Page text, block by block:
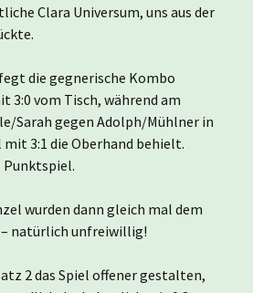
Clara Universum, uns aus der
die gegnerische Kombo
3:0 vom Tisch, während am
Sarah gegen Adolph/Mühlner in
3:1 die Oberhand behielt.
Punktspiel.
wurden dann gleich mal dem
– natürlich unfreiwillig!
2 das Spiel offener gestalten,